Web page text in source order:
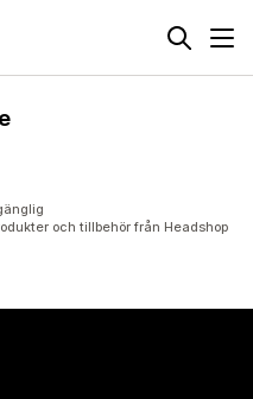
och tillbehör från Headshop